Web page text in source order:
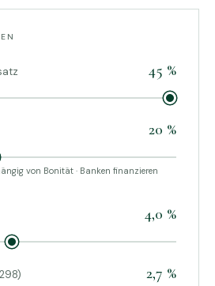
45 %
20 %
von Bonität · Banken finanzieren
4,0 %
2,7 %